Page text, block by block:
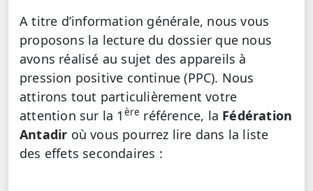
A titre d’information générale, nous vous
proposons la lecture du dossier que nous
avons réalisé au sujet des appareils à
pression positive continue (PPC). Nous
attirons tout particulièrement votre
attention sur la 1 ère référence, la Fédération
Antadir où vous pourrez lire dans la liste
des effets secondaires :